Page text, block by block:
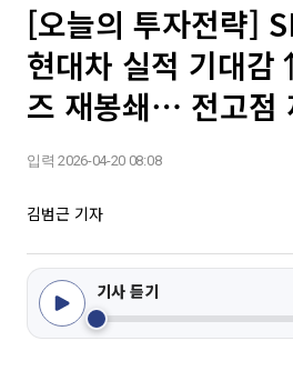
[오늘의 투자전략]
현대차 실적 기대
즈 재봉쇄⋯ 전고점
입력 2026-04-20 08:08
김범근 기자
기사 듣기